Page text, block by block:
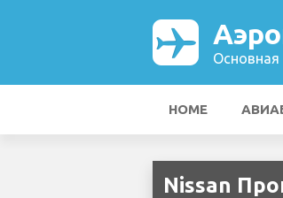
Основная
HOME
Nissan